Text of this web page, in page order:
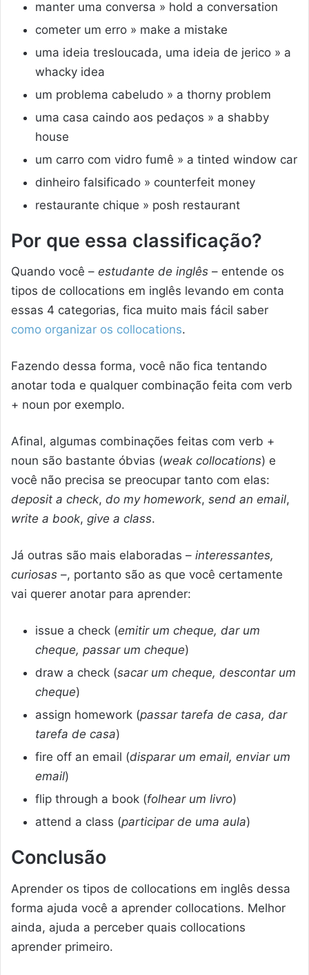
manter uma conversa » hold a conversation
cometer um erro » make a mistake
uma ideia tresloucada, uma ideia de jerico » a
whacky idea
um problema cabeludo » a thorny problem
uma casa caindo aos pedaços » a shabby
house
um carro com vidro fumê » a tinted window car
dinheiro falsificado » counterfeit money
restaurante chique » posh restaurant
Por que essa classificação?
Quando você – estudante de inglês – entende os
tipos de collocations em inglês levando em conta
essas 4 categorias, fica muito mais fácil saber
como organizar os collocations.
Fazendo dessa forma, você não fica tentando
anotar toda e qualquer combinação feita com verb
+ noun por exemplo.
Afinal, algumas combinações feitas com verb +
noun são bastante óbvias (weak collocations) e
você não precisa se preocupar tanto com elas:
deposit a check, do my homework, send an email,
write a book, give a class.
Já outras são mais elaboradas – interessantes,
curiosas –, portanto são as que você certamente
vai querer anotar para aprender:
issue a check (emitir um cheque, dar um
cheque, passar um cheque)
draw a check (sacar um cheque, descontar um
cheque)
assign homework (passar tarefa de casa, dar
tarefa de casa)
fire off an email (disparar um email, enviar um
email)
flip through a book (folhear um livro)
attend a class (participar de uma aula)
Conclusão
Aprender os tipos de collocations em inglês dessa
forma ajuda você a aprender collocations. Melhor
ainda, ajuda a perceber quais collocations
aprender primeiro.